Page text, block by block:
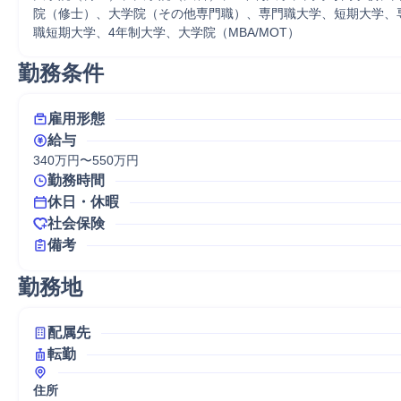
院（修士）、大学院（その他専門職）、専門職大学、短期大学、
職短期大学、4年制大学、大学院（MBA/MOT）
勤務条件
雇用形態
給与
340万円〜550万円
勤務時間
休日・休暇
社会保険
備考
勤務地
配属先
転勤
住所